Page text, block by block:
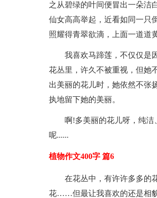
之从碧绿的叶间便冒出一朵洁
仙女高高举起，近看如同一只
照耀得青翠欲滴，上面一道道
我喜欢马蹄莲，不仅仅是
花丛里，许久不被重视，但她
出美丽的花儿时，她依然不张
执地留下她的美丽。
啊!多美丽的花儿呀，纯
呢......
植物作文400字 篇6
在花丛中，有许许多多的
花……但最让我喜欢的还是相